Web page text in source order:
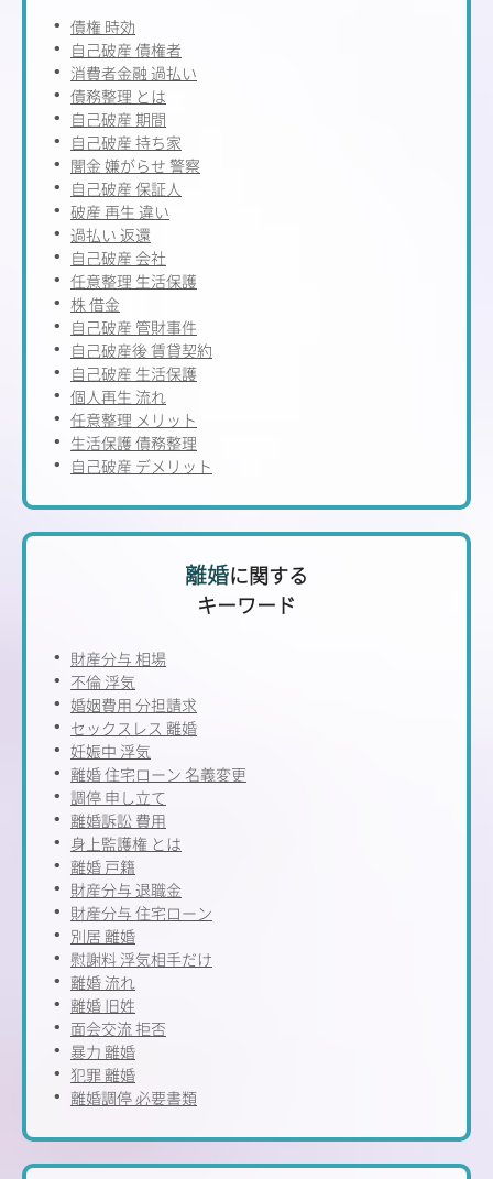
債権 時効
自己破産 債権者
消費者金融 過払い
債務整理 とは
自己破産 期間
自己破産 持ち家
闇金 嫌がらせ 警察
自己破産 保証人
破産 再生 違い
過払い 返還
自己破産 会社
任意整理 生活保護
株 借金
自己破産 管財事件
自己破産後 賃貸契約
自己破産 生活保護
個人再生 流れ
任意整理 メリット
生活保護 債務整理
自己破産 デメリット
離婚に関する
キーワード
財産分与 相場
不倫 浮気
婚姻費用 分担請求
セックスレス 離婚
妊娠中 浮気
離婚 住宅ローン 名義変更
調停 申し立て
離婚訴訟 費用
身上監護権 とは
離婚 戸籍
財産分与 退職金
財産分与 住宅ローン
別居 離婚
慰謝料 浮気相手だけ
離婚 流れ
離婚 旧姓
面会交流 拒否
暴力 離婚
犯罪 離婚
離婚調停 必要書類